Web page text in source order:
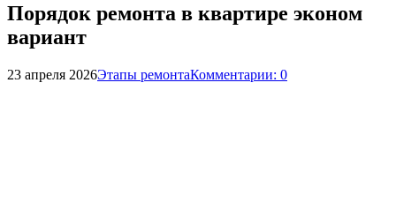
Порядок ремонта в квартире эконом
вариант
23 апреля 2026Этапы ремонтаКомментарии: 0